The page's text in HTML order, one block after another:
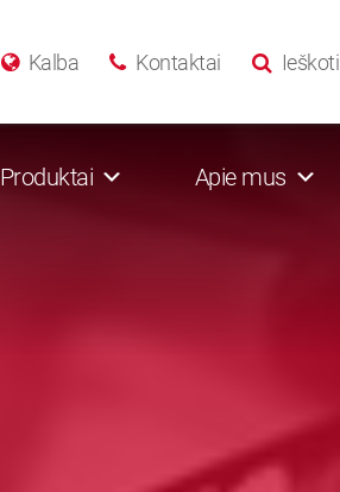
Ieškoti
Kontaktai
Kalba
Produktai Apie mus